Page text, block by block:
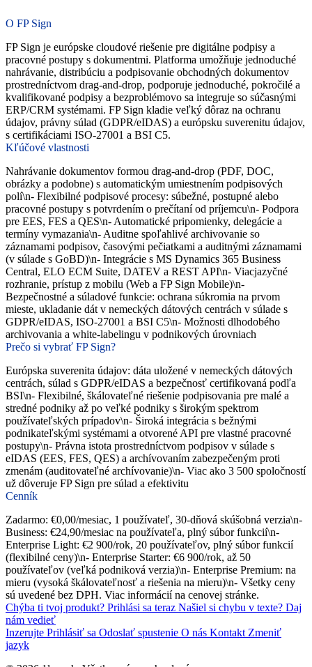
O FP Sign
FP Sign je európske cloudové riešenie pre digitálne podpisy a
pracovné postupy s dokumentmi. Platforma umožňuje jednoduché
nahrávanie, distribúciu a podpisovanie obchodných dokumentov
prostredníctvom drag-and-drop, podporuje jednoduché, pokročilé a
kvalifikované podpisy a bezproblémovo sa integruje so súčasnými
ERP/CRM systémami. FP Sign kladie veľký dôraz na ochranu
údajov, právny súlad (GDPR/eIDAS) a európsku suverenitu údajov,
s certifikáciami ISO-27001 a BSI C5.
Kľúčové vlastnosti
Nahrávanie dokumentov formou drag-and-drop (PDF, DOC,
obrázky a podobne) s automatickým umiestnením podpisových
polí\n- Flexibilné podpisové procesy: súbežné, postupné alebo
pracovné postupy s potvrdením o prečítaní od príjemcu\n- Podpora
pre EES, FES a QES\n- Automatické pripomienky, delegácie a
termíny vymazania\n- Auditne spoľahlivé archivovanie so
záznamami podpisov, časovými pečiatkami a auditnými záznamami
(v súlade s GoBD)\n- Integrácie s MS Dynamics 365 Business
Central, ELO ECM Suite, DATEV a REST API\n- Viacjazyčné
rozhranie, prístup z mobilu (Web a FP Sign Mobile)\n-
Bezpečnostné a súladové funkcie: ochrana súkromia na prvom
mieste, ukladanie dát v nemeckých dátových centrách v súlade s
GDPR/eIDAS, ISO-27001 a BSI C5\n- Možnosti dlhodobého
archivovania a white-labelingu v podnikových úrovniach
Prečo si vybrať FP Sign?
Európska suverenita údajov: dáta uložené v nemeckých dátových
centrách, súlad s GDPR/eIDAS a bezpečnosť certifikovaná podľa
BSI\n- Flexibilné, škálovateľné riešenie podpisovania pre malé a
stredné podniky až po veľké podniky s širokým spektrom
používateľských prípadov\n- Široká integrácia s bežnými
podnikateľskými systémami a otvorené API pre vlastné pracovné
postupy\n- Právna istota prostredníctvom podpisov v súlade s
eIDAS (EES, FES, QES) a archívovaním zabezpečeným proti
zmenám (auditovateľné archívovanie)\n- Viac ako 3 500 spoločností
už dôveruje FP Sign pre súlad a efektivitu
Cenník
Zadarmo: €0,00/mesiac, 1 používateľ, 30-dňová skúšobná verzia\n-
Business: €24,90/mesiac na používateľa, plný súbor funkcií\n-
Enterprise Light: €2 900/rok, 20 používateľov, plný súbor funkcií
(flexibilné ceny)\n- Enterprise Starter: €6 900/rok, až 50
používateľov (veľká podniková verzia)\n- Enterprise Premium: na
mieru (vysoká škálovateľnosť a riešenia na mieru)\n- Všetky ceny
sú uvedené bez DPH. Viac informácií na cenovej stránke.
Chýba ti tvoj produkt? Prihlási sa teraz Našiel si chybu v texte? Daj
nám vedieť
Inzerujte Prihlásiť sa Odoslať spustenie O nás Kontakt Zmeniť
jazyk